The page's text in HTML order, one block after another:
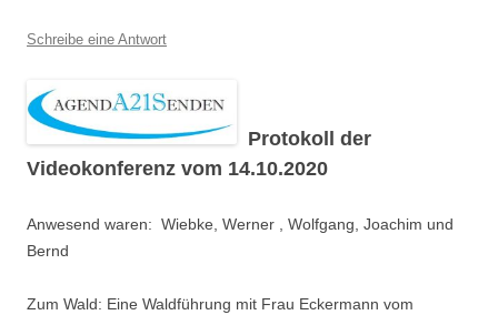
Schreibe eine Antwort
Protokoll der
Videokonferenz vom 14.10.2020
Anwesend waren: Wiebke, Werner , Wolfgang, Joachim und
Bernd
Zum Wald: Eine Waldführung mit Frau Eckermann vom